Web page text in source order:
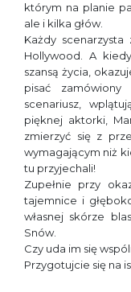
którym na planie
ale i kilka głów.
Każdy
Hollywood. A
szansą życia,
pisać zamówiony
scenariusz,
pięknej aktorki,
zmierzyć się z
wymagającym niż
tu przyjechali!
Zupełnie przy
tajemnice i
własnej skórze
Snów.
Czy uda im się
Przygotujcie się na